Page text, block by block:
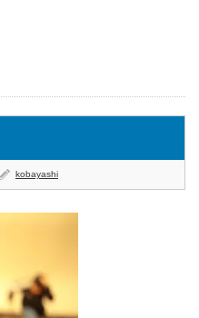
kobayashi